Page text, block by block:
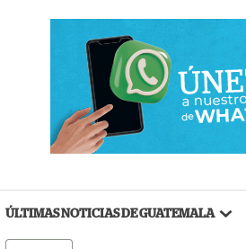
ÚLTIMAS NOTICIAS DE GUATEMALA